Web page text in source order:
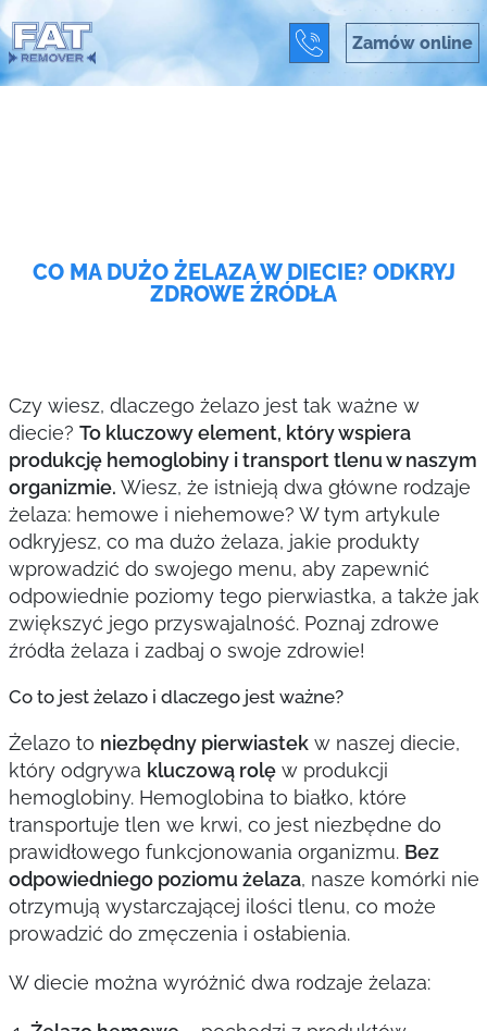
Zamów online
CO MA DUŻO ŻELAZA W DIECIE? ODKRYJ
ZDROWE ŹRÓDŁA
Czy wiesz, dlaczego żelazo jest tak ważne w
diecie? To kluczowy element, który wspiera
produkcję hemoglobiny i transport tlenu w naszym
organizmie. Wiesz, że istnieją dwa główne rodzaje
żelaza: hemowe i niehemowe? W tym artykule
odkryjesz, co ma dużo żelaza, jakie produkty
wprowadzić do swojego menu, aby zapewnić
odpowiednie poziomy tego pierwiastka, a także jak
zwiększyć jego przyswajalność. Poznaj zdrowe
źródła żelaza i zadbaj o swoje zdrowie!
Co to jest żelazo i dlaczego jest ważne?
Żelazo to niezbędny pierwiastekw naszej diecie,
który odgrywa kluczową rolęw produkcji
hemoglobiny. Hemoglobina to białko, które
transportuje tlen we krwi, co jest niezbędne do
prawidłowego funkcjonowania organizmu. Bez
odpowiedniego poziomu żelaza, nasze komórki nie
otrzymują wystarczającej ilości tlenu, co może
prowadzić do zmęczenia i osłabienia.
W diecie można wyróżnić dwa rodzaje żelaza: